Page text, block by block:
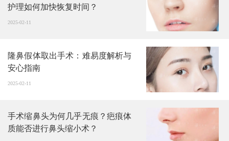
护理如何加快恢复时间？
2025-02-11
隆鼻假体取出手术：难易度解析与
安心指南
2025-02-11
手术缩鼻头为何几乎无痕？疤痕体
质能否进行鼻头缩小术？